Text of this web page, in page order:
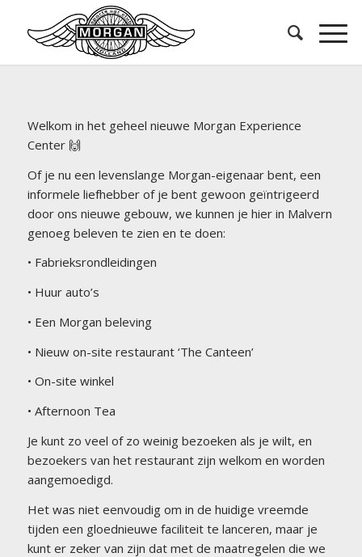
Welkom in het geheel nieuwe Morgan Experience
Center 🙌
Of je nu een levenslange Morgan-eigenaar bent, een
informele liefhebber of je bent gewoon geïntrigeerd
door ons nieuwe gebouw, we kunnen je hier in Malvern
genoeg beleven te zien en te doen:
• Fabrieksrondleidingen
• Huur auto’s
• Een Morgan beleving
• Nieuw on-site restaurant ‘The Canteen’
• On-site winkel
• Afternoon Tea
Je kunt zo veel of zo weinig bezoeken als je wilt, en
bezoekers van het restaurant zijn welkom en worden
aangemoedigd.
Het was niet eenvoudig om in de huidige vreemde
tijden een gloednieuwe faciliteit te lanceren, maar je
kunt er zeker van zijn dat met de maatregelen die we